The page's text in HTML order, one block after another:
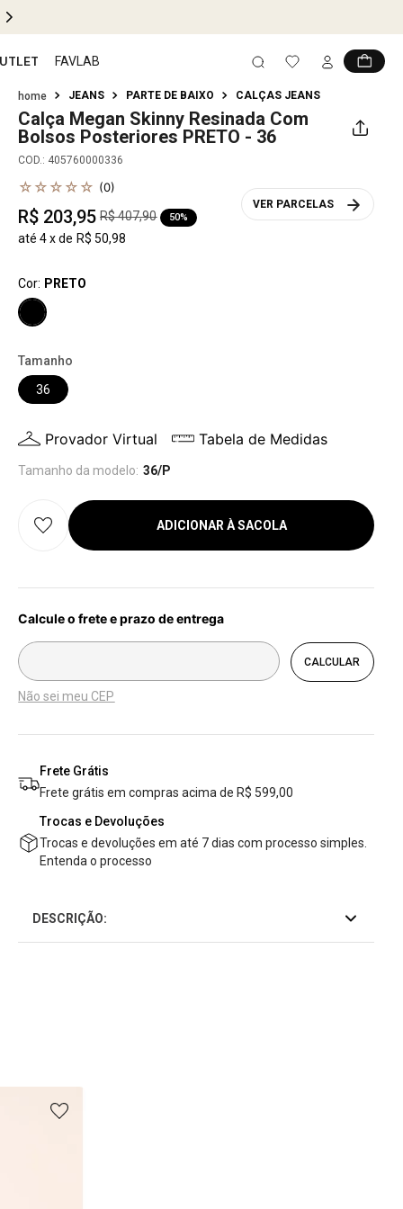
FAVLAB
JEANS PARTE DE BAIXO CALÇAS JEANS
Calça Megan Skinny Resinada Com
Bolsos Posteriores PRETO - 36
COD.: 405760000336
☆ ☆ ☆ ☆ ☆ (0)
R$ 203,95 R$407,90 50%
até 4 x de R$ 50,98
VER PARCELAS
Cor: PRETO
Tamanho
36
Provador Virtual Tabela de Medidas
Tamanho da modelo: 36/P
ADICIONAR À SACOLA
Não sei meu CEP
Frete Grátis
Frete grátis em compras acima de R$ 599,00
Trocas e Devoluções
Trocas e devoluções em até 7 dias com processo simples.
Entenda o processo
DESCRIÇÃO: